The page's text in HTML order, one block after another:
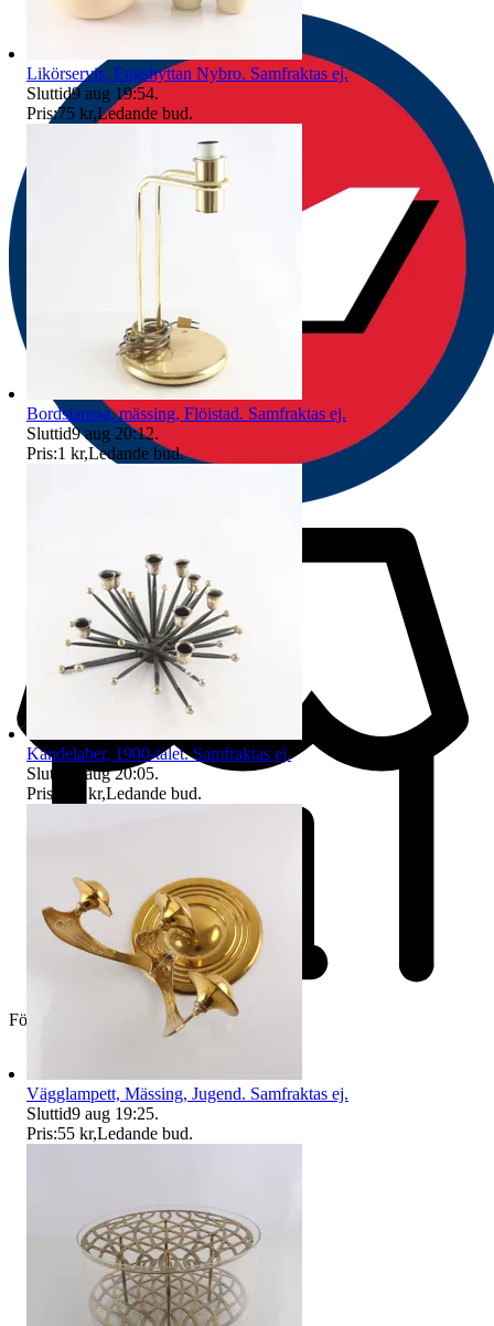
Företag
Likörservis, Engshyttan Nybro. Samfraktas ej.
Sluttid9 aug 19:54.
Pris:75 kr,Ledande bud.
Bordslampa, mässing, Flöistad. Samfraktas ej.
Sluttid9 aug 20:12.
Pris:1 kr,Ledande bud.
Kandelaber, 1900-talet. Samfraktas ej.
Sluttid
9 aug 20:05.
Pris:
130 kr,Ledande bud.
Vägglampett, Mässing, Jugend. Samfraktas ej.
Sluttid9 aug 19:25.
Pris:55 kr,Ledande bud.